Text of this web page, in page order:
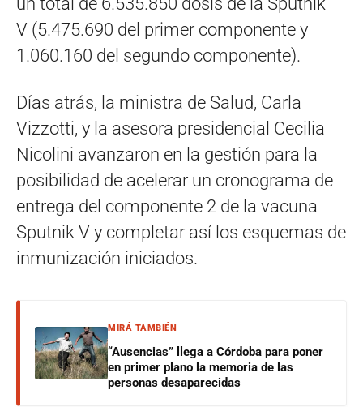
V (5.475.690 del primer componente y
1.060.160 del segundo componente).
Días atrás, la ministra de Salud, Carla
Vizzotti, y la asesora presidencial Cecilia
Nicolini avanzaron en la gestión para la
posibilidad de acelerar un cronograma de
entrega del componente 2 de la vacuna
Sputnik V y completar así los esquemas de
inmunización iniciados.
MIRÁ TAMBIÉN
“Ausencias” llega a Córdoba para poner
en primer plano la memoria de las
personas desaparecidas